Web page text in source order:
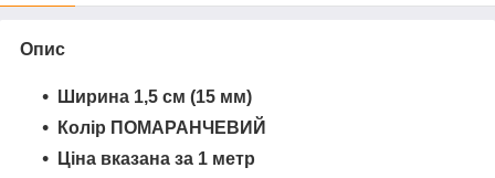
Опис
Ширина 1,5 см (15 мм)
Колір ПОМАРАНЧЕВИЙ
Ціна вказана за 1 метр